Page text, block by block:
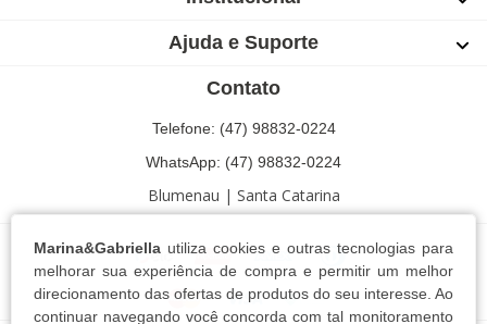
Marina&Gabriella utiliza cookies e outras tecnologias para
melhorar sua experiência de compra e permitir um melhor
direcionamento das ofertas de produtos do seu interesse. Ao
continuar navegando você concorda com tal monitoramento
Ajuda e Suporte
Contato
Telefone: (47) 98832-0224
WhatsApp: (47) 98832-0224
Blumenau | Santa Catarina